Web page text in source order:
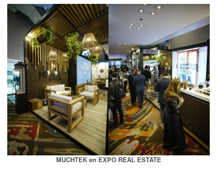
MUCHTEK en EXPO REAL ESTATE